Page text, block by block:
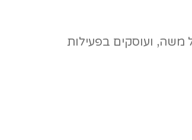
כ-2,000 עובדים במשרדינו שבמגדל משה, ועוסקים בפעילות